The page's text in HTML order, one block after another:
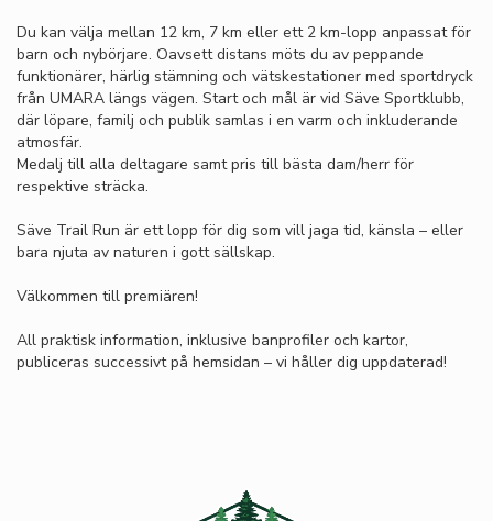
Du kan välja mellan 12 km, 7 km eller ett 2 km-lopp anpassat för
barn och nybörjare. Oavsett distans möts du av peppande
funktionärer, härlig stämning och vätskestationer med sportdryck
från UMARA längs vägen. Start och mål är vid Säve Sportklubb,
där löpare, familj och publik samlas i en varm och inkluderande
atmosfär.
Medalj till alla deltagare samt pris till bästa dam/herr för
respektive sträcka.
Säve Trail Run är ett lopp för dig som vill jaga tid, känsla – eller
bara njuta av naturen i gott sällskap.
Välkommen till premiären!
All praktisk information, inklusive banprofiler och kartor,
publiceras successivt på hemsidan – vi håller dig uppdaterad!